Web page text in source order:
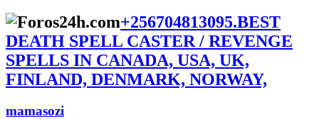
+256704813095.BEST
DEATH SPELL CASTER / REVENGE
SPELLS IN CANADA, USA, UK,
FINLAND, DENMARK, NORWAY,
mamasozi